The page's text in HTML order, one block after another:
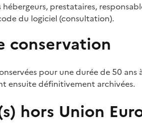
hébergeurs, prestataires,
du logiciel (consultation).
conservation
pour une durée de 50
ensuite définitivement archivées.
hors Union